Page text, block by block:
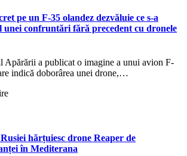
pe un F-35 olandez dezvăluie ce s-a
confruntări fără precedent cu dronele
Apărării a publicat o imagine a unui avion F-
indică doborârea unei drone,…
hărțuiesc drone Reaper de
în Mediterana